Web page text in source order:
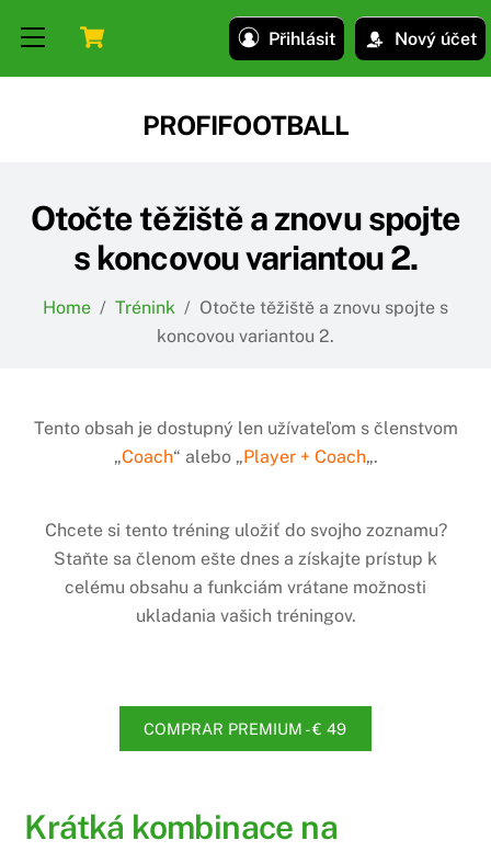
Přihlásit Nový účet
Menu
PROFIFOOTBALL
Otočte těžiště a znovu spojte
s koncovou variantou 2.
Home / Trénink / Otočte těžiště a znovu spojte s
koncovou variantou 2.
Tento obsah je dostupný len užívateľom s členstvom
„Coach“ alebo „Player + Coach„.
Chcete si tento tréning uložiť do svojho zoznamu?
Staňte sa členom ešte dnes a získajte prístup k
celému obsahu a funkciám vrátane možnosti
ukladania vašich tréningov.
COMPRAR PREMIUM - € 49
Krátká kombinace na